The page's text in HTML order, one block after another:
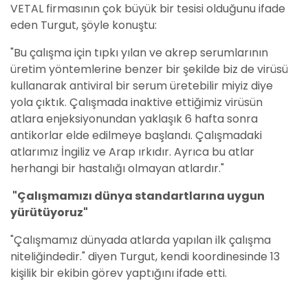
VETAL firmasının çok büyük bir tesisi olduğunu ifade
eden Turgut, şöyle konuştu:
"Bu çalışma için tıpkı yılan ve akrep serumlarının
üretim yöntemlerine benzer bir şekilde biz de virüsü
kullanarak antiviral bir serum üretebilir miyiz diye
yola çıktık. Çalışmada inaktive ettiğimiz virüsün
atlara enjeksiyonundan yaklaşık 6 hafta sonra
antikorlar elde edilmeye başlandı. Çalışmadaki
atlarımız İngiliz ve Arap ırkıdır. Ayrıca bu atlar
herhangi bir hastalığı olmayan atlardır."
"Çalışmamızı dünya standartlarına uygun
yürütüyoruz"
"Çalışmamız dünyada atlarda yapılan ilk çalışma
niteliğindedir." diyen Turgut, kendi koordinesinde 13
kişilik bir ekibin görev yaptığını ifade etti.